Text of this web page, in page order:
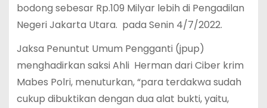
bodong sebesar Rp.109 Milyar lebih di Pengadilan
Negeri Jakarta Utara. pada Senin 4/7/2022.
Jaksa Penuntut Umum Pengganti (jpup)
menghadirkan saksi Ahli Herman dari Ciber krim
Mabes Polri, menuturkan, “para terdakwa sudah
cukup dibuktikan dengan dua alat bukti, yaitu,